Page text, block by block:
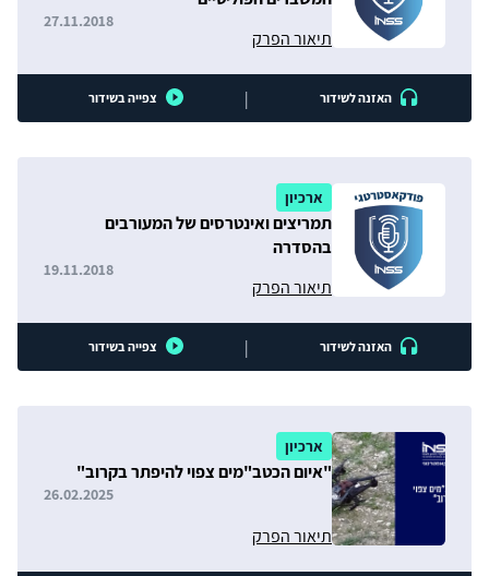
תיאור הפרק
27.11.2018
האזנה לשידור | צפייה בשידור
ארכיון
תמריצים ואינטרסים של המעורבים
בהסדרה
תיאור הפרק
19.11.2018
האזנה לשידור | צפייה בשידור
ארכיון
"איום הכטב"מים צפוי להיפתר בקרוב"
תיאור הפרק
26.02.2025